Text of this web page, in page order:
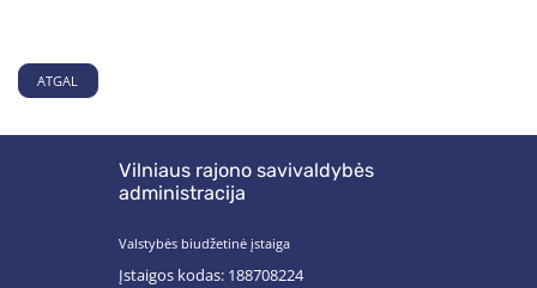
ATGAL
Vilniaus rajono savivaldybės
administracija
Valstybės biudžetinė įstaiga
Įstaigos kodas: 188708224